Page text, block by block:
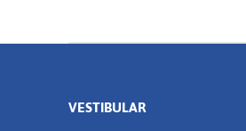
VESTIBULAR